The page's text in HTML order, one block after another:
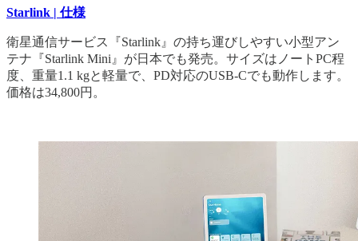
Starlink | 仕様
衛星通信サービス『Starlink』の持ち運びしやすい小型アン
テナ『Starlink Mini』が日本でも発売。サイズはノートPC程
度、重量1.1 kgと軽量で、PD対応のUSB-Cでも動作します。
価格は34,800円。